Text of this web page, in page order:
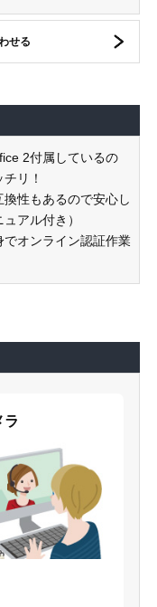
せる
2付属しているの
リ！
性もあるので安心し
アル付き）
オンライン認証作業
ラ